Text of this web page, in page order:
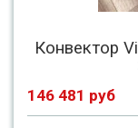
Конвектор
146 481 руб